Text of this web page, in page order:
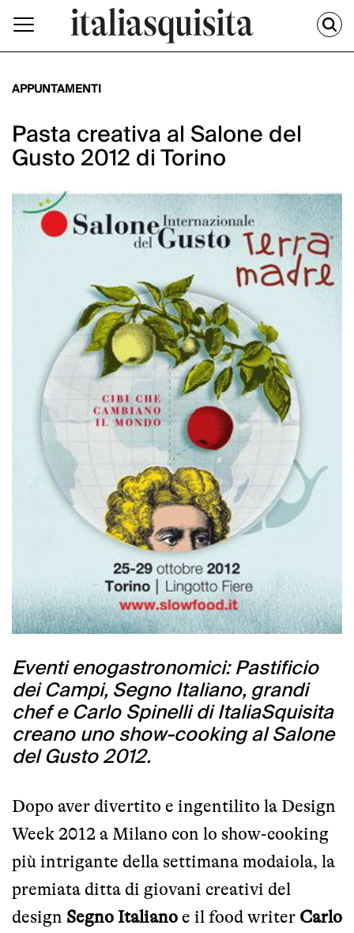
APPUNTAMENTI
Pasta creativa al Salone del
Gusto 2012 di Torino
Eventi enogastronomici: Pastificio
dei Campi, Segno Italiano, grandi
chef e Carlo Spinelli di ItaliaSquisita
creano uno show-cooking al Salone
del Gusto 2012.
Dopo aver divertito e ingentilito la Design
Week 2012 a Milano con lo show-cooking
più intrigante della settimana modaiola, la
premiata ditta di giovani creativi del
design Segno Italiano e il food writer Carlo